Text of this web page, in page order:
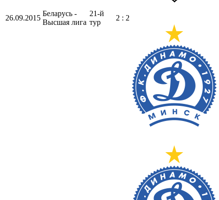
26.09.2015
Беларусь -
Высшая лига
21-й
тур
2 : 2